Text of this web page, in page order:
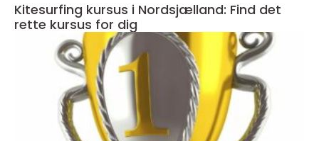
Kitesurfing kursus i Nordsjælland: Find det
rette kursus for dig